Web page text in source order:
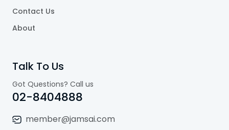
Contact Us
About
Talk To Us
Got Questions? Call us
02-8404888
member@jamsai.com